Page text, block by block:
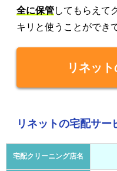
全に保管してもらえて
キリと使うことができ
リネッ
リネットの宅配サー
宅配クリーニング店名